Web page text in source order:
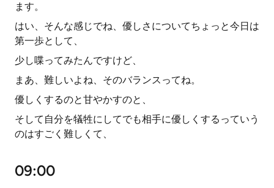
ます。
はい、そんな感じでね、優しさについてちょっと今日は
第一歩として、
少し喋ってみたんですけど、
まあ、難しいよね、そのバランスってね。
優しくするのと甘やかすのと、
そして自分を犠牲にしてでも相手に優しくするっていう
のはすごく難しくて、
09:00